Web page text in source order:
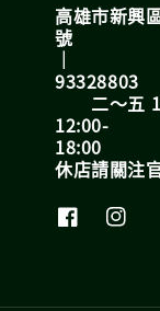
高雄市新興
號
｜
二～五
12:00-
休店請關注